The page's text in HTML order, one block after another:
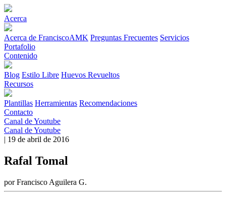
Acerca
Acerca de FranciscoAMK Preguntas Frecuentes Servicios
Portafolio
Contenido
Blog Estilo Libre Huevos Revueltos
Recursos
Plantillas Herramientas Recomendaciones
Contacto
Canal de Youtube
Canal de Youtube
| 19 de abril de 2016
Rafal Tomal
por Francisco Aguilera G.